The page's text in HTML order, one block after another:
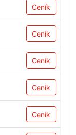
Ceník
Ceník
Ceník
Ceník
Ceník